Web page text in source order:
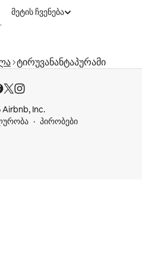
მეტის ჩვენება
ტირუვანანტაპურამი
Inc.
პირობები